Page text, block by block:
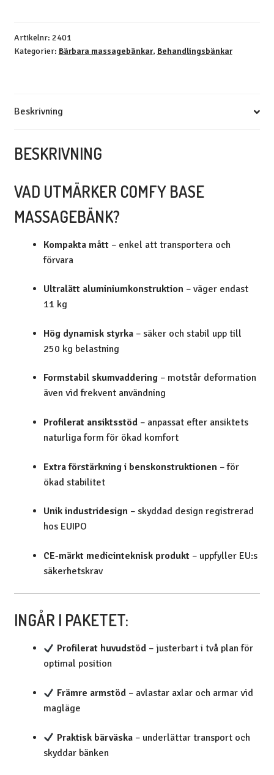
Base
–
Artikelnr: 2401
Kategorier: Bärbara massagebänkar, Behandlingsbänkar
Beskrivning
BESKRIVNING
VAD UTMÄRKER COMFY BASE
MASSAGEBÄNK?
Kompakta mått– enkel att transportera och
förvara
Ultralätt aluminiumkonstruktion– väger endast
11 kg
Hög dynamisk styrka– säker och stabil upp till
250 kg belastning
Formstabil skumvaddering– motstår deformation
även vid frekvent användning
Profilerat ansiktsstöd– anpassat efter ansiktets
naturliga form för ökad komfort
Extra förstärkning i benskonstruktionen– för
ökad stabilitet
Unik industridesign– skyddad design registrerad
hos EUIPO
CE-märkt medicinteknisk produkt– uppfyller EU:s
säkerhetskrav
INGÅR I PAKETET:
Profilerat huvudstöd– justerbart i två plan för
optimal position
Främre armstöd– avlastar axlar och armar vid
magläge
Praktisk bärväska– underlättar transport och
skyddar bänken